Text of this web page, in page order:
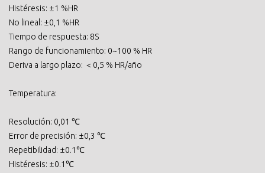
Histéresis: ±1 %HR
No lineal: ±0,1 %HR
Tiempo de respuesta: 8S
Rango de funcionamiento: 0~100 % HR
Deriva a largo plazo: ＜0,5 % HR/año
Temperatura:
Resolución: 0,01 ℃
Error de precisión: ±0,3 ℃
Repetibilidad: ±0.1℃
Histéresis: ±0.1℃